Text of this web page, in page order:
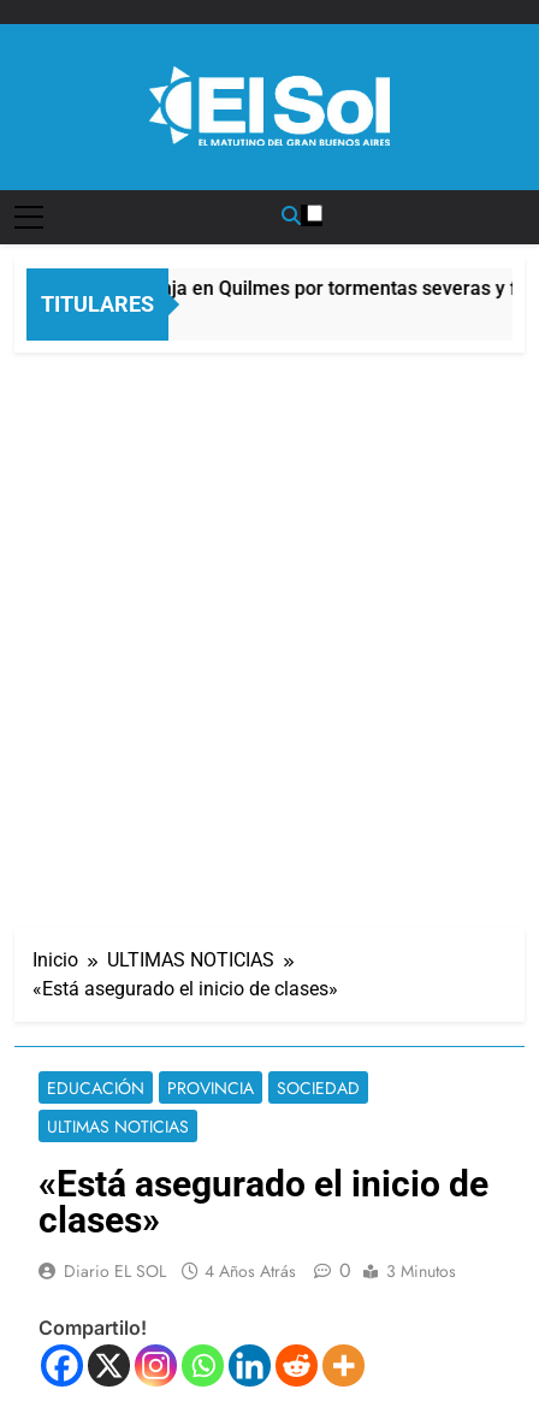
TITULARES
Alerta naranja en Quilmes por tormentas severas y
3 Horas Atrás
Inicio
ULTIMAS NOTICIAS
«Está asegurado el inicio de clases»
EDUCACIÓN PROVINCIA
SOCIEDAD
ULTIMAS NOTICIAS
«Está asegurado el inicio de
clases»
Diario EL SOL 4 Años Atrás 0 3 Minutos
Compartilo!